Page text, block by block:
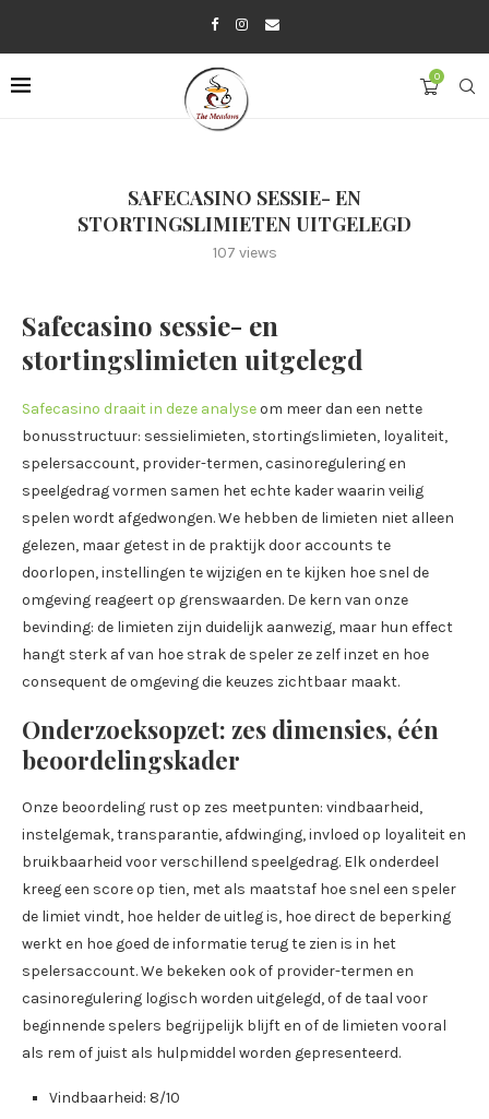
0
SAFECASINO SESSIE- EN
STORTINGSLIMIETEN UITGELEGD
107 views
Safecasino sessie- en
stortingslimieten uitgelegd
Safecasino draait in deze analyseom meer dan een nette
bonusstructuur: sessielimieten, stortingslimieten, loyaliteit,
spelersaccount, provider-termen, casinoregulering en
speelgedrag vormen samen het echte kader waarin veilig
spelen wordt afgedwongen. We hebben de limieten niet alleen
gelezen, maar getest in de praktijk door accounts te
doorlopen, instellingen te wijzigen en te kijken hoe snel de
omgeving reageert op grenswaarden. De kern van onze
bevinding: de limieten zijn duidelijk aanwezig, maar hun effect
hangt sterk af van hoe strak de speler ze zelf inzet en hoe
consequent de omgeving die keuzes zichtbaar maakt.
Onderzoeksopzet: zes dimensies, één
beoordelingskader
Onze beoordeling rust op zes meetpunten: vindbaarheid,
instelgemak, transparantie, afdwinging, invloed op loyaliteit en
bruikbaarheid voor verschillend speelgedrag. Elk onderdeel
kreeg een score op tien, met als maatstaf hoe snel een speler
de limiet vindt, hoe helder de uitleg is, hoe direct de beperking
werkt en hoe goed de informatie terug te zien is in het
spelersaccount. We bekeken ook of provider-termen en
casinoregulering logisch worden uitgelegd, of de taal voor
beginnende spelers begrijpelijk blijft en of de limieten vooral
als rem of juist als hulpmiddel worden gepresenteerd.
Vindbaarheid: 8/10